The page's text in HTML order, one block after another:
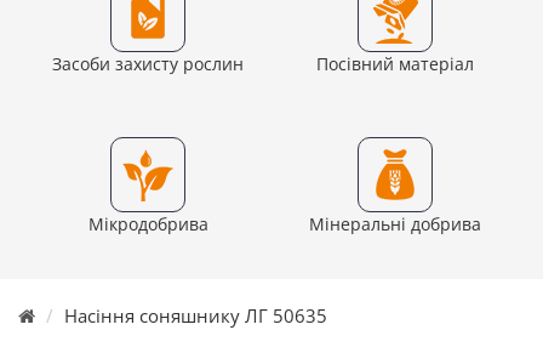
Засоби захисту рослин Посівний матеріал
Мікродобрива Мінеральні добрива
Насіння соняшнику ЛГ 50635